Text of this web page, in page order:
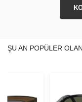
ŞU AN POPÜLER